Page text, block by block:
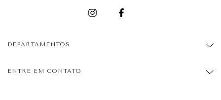
DEPARTAMENTOS
ENTRE EM CONTATO